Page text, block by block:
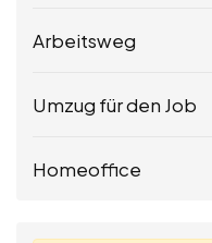
Arbeitsweg
Umzug für den Job
Homeoffice